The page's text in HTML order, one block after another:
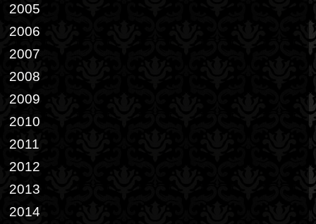
2005
2006
2007
2008
2009
2010
2011
2012
2013
2014